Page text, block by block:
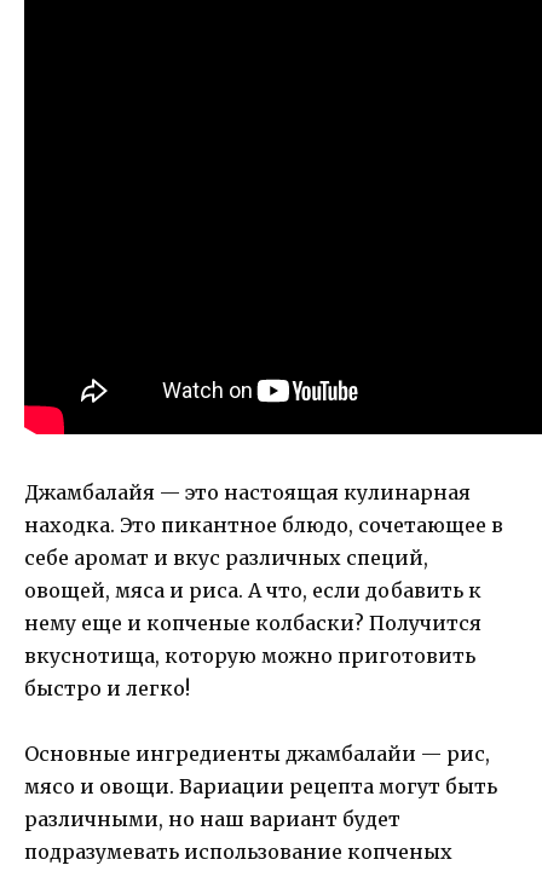
Джамбалайя — это настоящая кулинарная
находка. Это пикантное блюдо, сочетающее в
себе аромат и вкус различных специй,
овощей, мяса и риса. А что, если добавить к
нему еще и копченые колбаски? Получится
вкуснотища, которую можно приготовить
быстро и легко!
Основные ингредиенты джамбалайи — рис,
мясо и овощи. Вариации рецепта могут быть
различными, но наш вариант будет
подразумевать использование копченых